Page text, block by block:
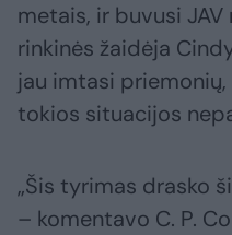
metais, ir buvusi
rinkinės žaidėja
jau imtasi
tokios situacijos
„Šis tyrimas drasko
– komentavo C. P.